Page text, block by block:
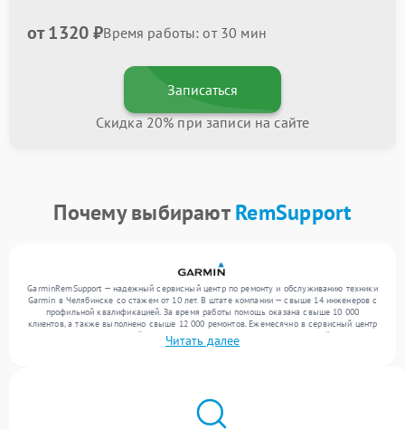
от 1320 ₽Время работы: от 30 мин
Записаться
Скидка 20% при записи на сайте
Почему выбираютRemSupport
GarminRemSupport — надежный сервисный центр по ремонту и обслуживанию техники
Garmin в Челябинске со стажем от 10 лет. В штате компании — свыше 14 инженеров с
профильной квалификацией. За время работы помощь оказана свыше 10 000
клиентов, а также выполнено свыше 12 000 ремонтов. Ежемесячно в сервисный центр
поступает более 300 устройств, включая , , . Мы устраняем поломки любой сложности
и предлагаем стабильный уровень сервиса благодаря использованию современного
Читать далее